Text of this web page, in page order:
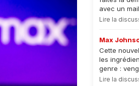
avec un
Lire la
Max
Cette
les
genre :
Lire la